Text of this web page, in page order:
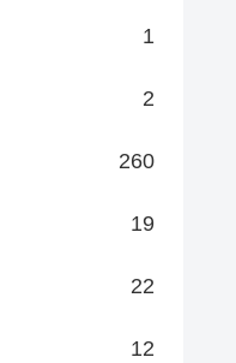
1
2
260
19
22
12